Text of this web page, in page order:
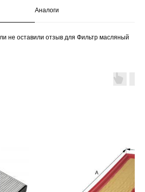
Аналоги
не оставили отзыв для Фильтр масляный